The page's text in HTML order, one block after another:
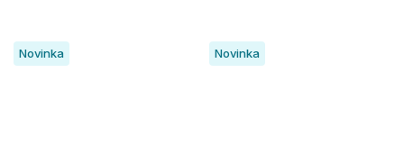
Novinka Novinka